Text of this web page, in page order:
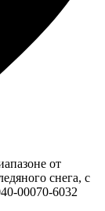
от
снега, с
00070-6032